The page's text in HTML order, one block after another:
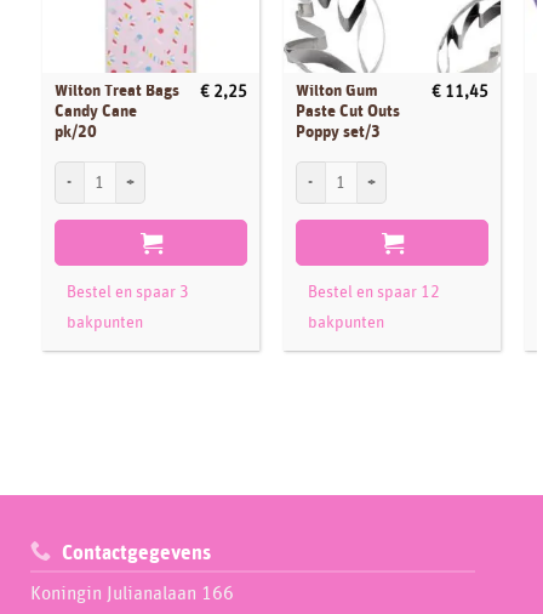
Wilton Treat Bags
Candy Cane
pk/20
€ 2,25
Bestel en spaar 3
bakpunten
Wilton Gum
Paste Cut Outs
Poppy set/3
€ 11,45
Bestel en spaar 12
bakpunten
Contactgegevens
Koningin Julianalaan 166